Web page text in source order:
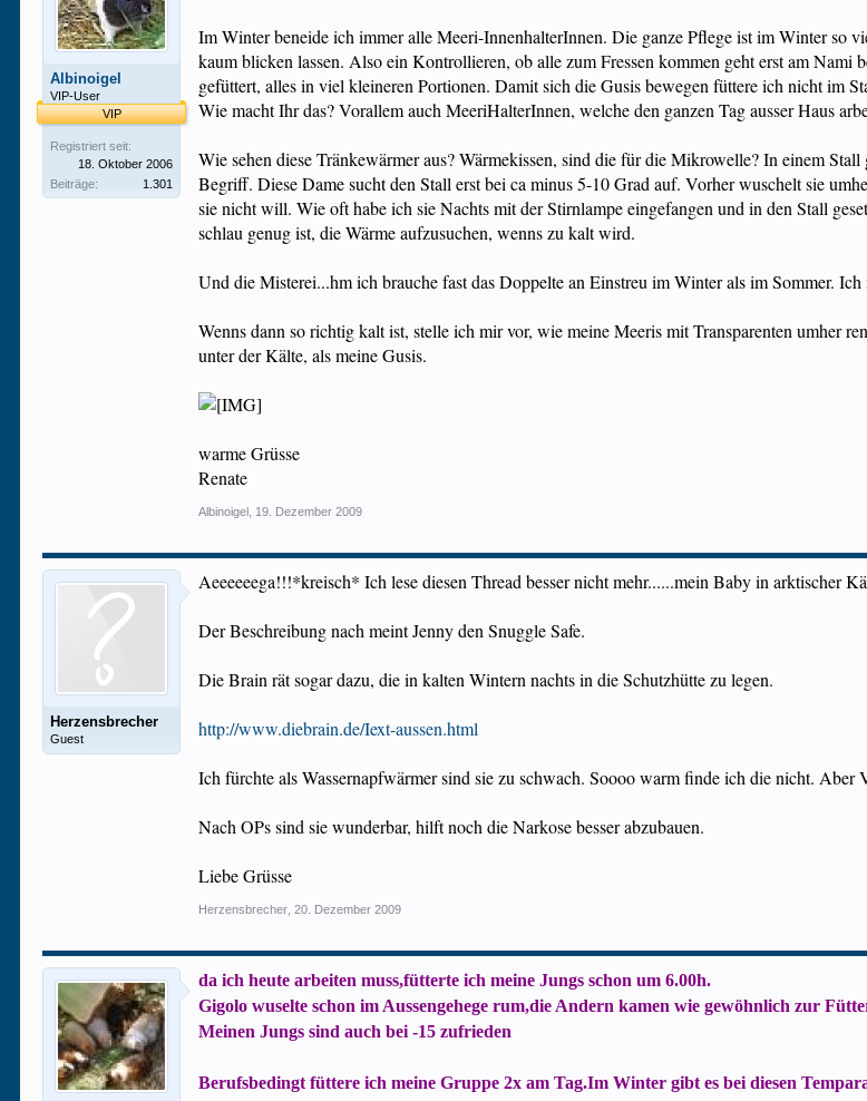
Albinoigel
VIP-User
VIP
Registriert seit:
18. Oktober 2006
Beiträge:
1.301
Im Winter beneide ich immer alle Meeri-InnenhalterInnen. Die ganze Pflege ist im Winter so
kaum blicken lassen. Also ein Kontrollieren, ob alle zum Fressen kommen geht erst am
gefüttert, alles in viel kleineren Portionen. Damit sich die Gusis bewegen füttere ich nicht im
Wie macht Ihr das? Vorallem auch MeeriHalterInnen, welche den ganzen Tag ausser Haus
Wie sehen diese Tränkewärmer aus? Wärmekissen, sind die für die Mikrowelle? In einem
Begriff. Diese Dame sucht den Stall erst bei ca minus 5-10 Grad auf. Vorher wuschelt sie
sie nicht will. Wie oft habe ich sie Nachts mit der Stirnlampe eingefangen und in den Stall
schlau genug ist, die Wärme aufzusuchen, wenns zu kalt wird.
Und die Misterei...hm ich brauche fast das Doppelte an Einstreu im Winter als im Sommer.
Wenns dann so richtig kalt ist, stelle ich mir vor, wie meine Meeris mit Transparenten
unter der Kälte, als meine Gusis.
warme Grüsse
Renate
Albinoigel 19. Dezember 2009
Herzensbrecher
Guest
Aeeeeeega!!!*kreisch* Ich lese diesen Thread besser nicht mehr......mein Baby in arktischer
Der Beschreibung nach meint Jenny den Snuggle Safe.
Die Brain rät sogar dazu, die in kalten Wintern nachts in die Schutzhütte zu legen.
http://www.diebrain.de/Iext-aussen.html
Ich fürchte als Wassernapfwärmer sind sie zu schwach. Soooo warm finde ich die nicht. Aber
Nach OPs sind sie wunderbar, hilft noch die Narkose besser abzubauen.
Liebe Grüsse
Herzensbrecher 20. Dezember 2009
da ich heute arbeiten muss,fütterte ich meine Jungs schon um 6.00h.
Gigolo wuselte schon im Aussengehege rum,die Andern kamen wie gewöhnlich zur
Meinen Jungs sind auch bei -15 zufrieden
Berufsbedingt füttere ich meine Gruppe 2x am Tag.Im Winter gibt es bei diesen